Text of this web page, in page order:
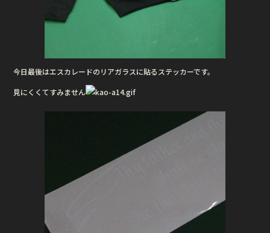
今日最後はエスカレードのリアガラスに貼るステッカーです。
見にくくてすみません